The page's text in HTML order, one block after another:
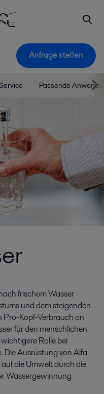
Anfrage stellen
Passende
frischem Wasser
und dem steigenden
Pro-Kopf-Verbrauch an
für den menschlichen
Rolle bei
Die Ausrüstung von Alfa
die Umwelt durch die
Wassergewinnung